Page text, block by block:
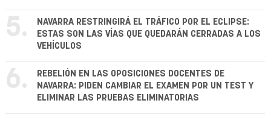
5.
NAVARRA RESTRINGIRÁ EL TRÁFICO POR EL ECLIPSE:
ESTAS SON LAS VÍAS QUE QUEDARÁN CERRADAS A LOS
VEHÍCULOS
6.
REBELIÓN EN LAS OPOSICIONES DOCENTES DE
NAVARRA: PIDEN CAMBIAR EL EXAMEN POR UN TEST Y
ELIMINAR LAS PRUEBAS ELIMINATORIAS